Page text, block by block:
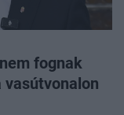
fognak
vasútvonalon